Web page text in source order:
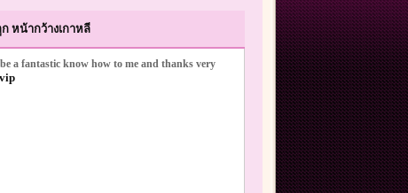
หน้ากว้างเกาหลี
a fantastic know how to me and thanks very